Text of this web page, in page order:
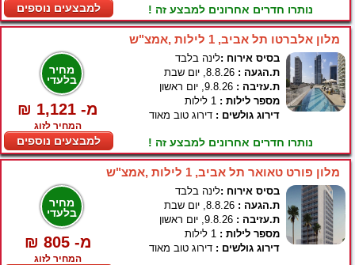
למבצעים נוספים נותרו חדרים אחרונים למבצע זה !
מלון אלברטו תל אביב, 1 לילות ,אמצ"ש
מחיר
בלעדי
₪ 1,121 -מ
המחיר לזוג
למבצעים נוספים
בסיס אירוח :לינה בלבד
ת.הגעה :
ת.עזיבה :
מספר לילות :
דירוג גולשים : דירוג טוב מאוד
נותרו חדרים אחרונים למבצע זה !
מלון פורט טאואר תל אביב, 1 לילות ,אמצ"ש
מחיר
בלעדי
₪ 805 -מ
המחיר לזוג
בסיס אירוח :לינה בלבד
ת.הגעה :
ת.עזיבה :
מספר לילות :
דירוג גולשים : דירוג טוב מאוד